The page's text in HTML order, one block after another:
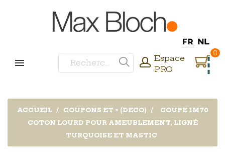
Espace
PRO
0
ACCUEIL COUPONS ET + (DECO)
COUPE 1M70
COTON LOURD POUR AMEUBLEMENT, LIGNÉ
TURQUOISE ET MASTIC